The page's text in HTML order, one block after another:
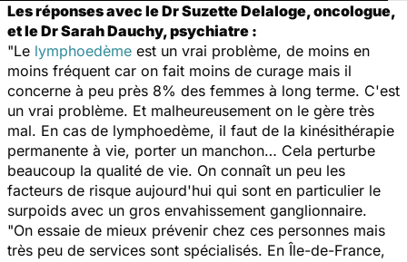
Les réponses avec le Dr Suzette Delaloge, oncologue,
et le Dr Sarah Dauchy, psychiatre :
"Le lymphoedème est un vrai problème, de moins en
moins fréquent car on fait moins de curage mais il
concerne à peu près 8% des femmes à long terme. C'est
un vrai problème. Et malheureusement on le gère très
mal. En cas de lymphoedème, il faut de la kinésithérapie
permanente à vie, porter un manchon… Cela perturbe
beaucoup la qualité de vie. On connaît un peu les
facteurs de risque aujourd'hui qui sont en particulier le
surpoids avec un gros envahissement ganglionnaire.
"On essaie de mieux prévenir chez ces personnes mais
très peu de services sont spécialisés. En Île-de-France,